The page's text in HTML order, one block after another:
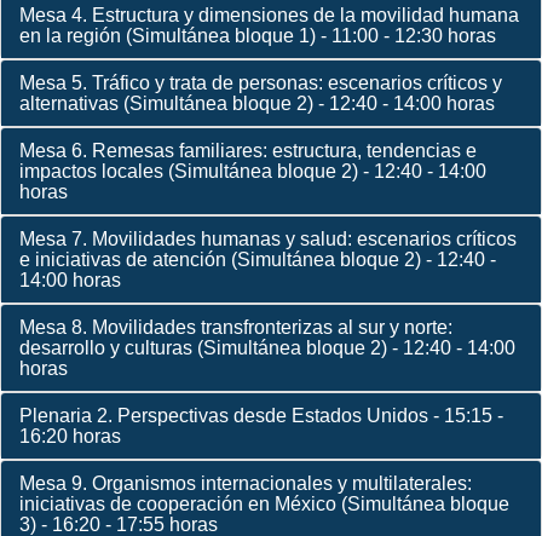
Mesa 4. Estructura y dimensiones de la movilidad humana
en la región (Simultánea bloque 1) - 11:00 - 12:30 horas
Mesa 5. Tráfico y trata de personas: escenarios críticos y
alternativas (Simultánea bloque 2) - 12:40 - 14:00 horas
Mesa 6. Remesas familiares: estructura, tendencias e
impactos locales (Simultánea bloque 2) - 12:40 - 14:00
horas
Mesa 7. Movilidades humanas y salud: escenarios críticos
e iniciativas de atención (Simultánea bloque 2) - 12:40 -
14:00 horas
Mesa 8. Movilidades transfronterizas al sur y norte:
desarrollo y culturas (Simultánea bloque 2) - 12:40 - 14:00
horas
Plenaria 2. Perspectivas desde Estados Unidos - 15:15 -
16:20 horas
Mesa 9. Organismos internacionales y multilaterales:
iniciativas de cooperación en México (Simultánea bloque
3) - 16:20 - 17:55 horas